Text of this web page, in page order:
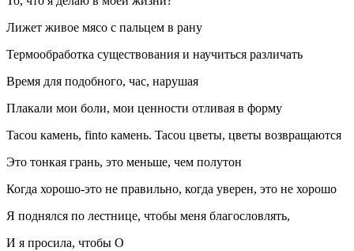
Лижет живое мясо с пальцем в рану
Термообработка существования и научиться различать
Время для подобного, час, нарушая
Плакали мои боли, мои ценности отливая в форму
Tacou камень, finto камень. Tacou цветы, цветы возвращаются
Это тонкая грань, это меньше, чем полутон
Когда хорошо-это не правильно, когда уверен, это не хорошо
Я поднялся по лестнице, чтобы меня благословлять,
И я просила, чтобы О